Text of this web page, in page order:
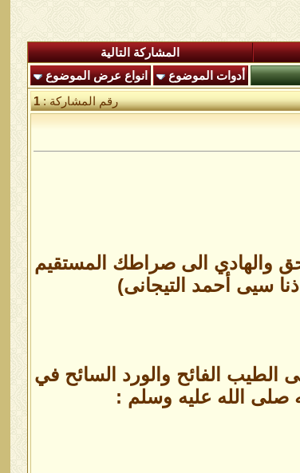
المشاركة التالية
أدوات الموضوع
انواع عرض الموضوع
رقم المشاركة :1
والهادي الى صراطك المستقيم
سيى أحمد التيجانى)
الفائح والورد السائح في
صلى الله عليه وسلم :